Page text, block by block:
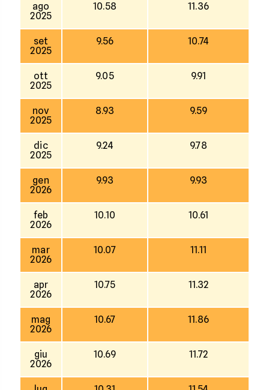
ago
2025
10.58 11.36
set
2025
9.56 10.74
ott
2025
9.05 9.91
nov
2025
8.93 9.59
dic
2025
9.24 9.78
gen
2026
9.93 9.93
feb
2026
10.10 10.61
mar
2026
10.07 11.11
apr
2026
10.75 11.32
mag
2026
10.67 11.86
giu
2026
10.69 11.72